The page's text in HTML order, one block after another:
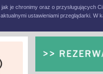
je chronimy oraz o przysługujących Ci
ustawieniami przeglądarki. W